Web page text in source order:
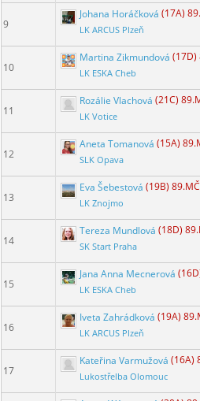
9
Johana Horáčková (17A)
LK ARCUS Plzeň
10
Martina Zikmundová (17D)
LK ESKA Cheb
11
Rozálie Vlachová (21C)
LK Votice
12
Aneta Tomanová (15A)
SLK Opava
13
Eva Šebestová (19B)
LK Znojmo
14
Tereza Mundlová (18D)
SK Start Praha
15
Jana Anna Mecnerová
LK ESKA Cheb
16
Iveta Zahrádková (19A)
LK ARCUS Plzeň
17
Kateřina Varmužová (16A)
Lukostřelba Olomouc